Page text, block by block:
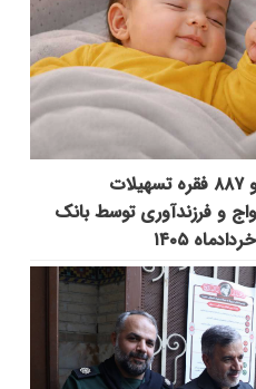
پرداخت ۳ هزار و ۸۸۷ فقره تسهیلات
و فرزندآوری توسط بانک
۱۴۰۵